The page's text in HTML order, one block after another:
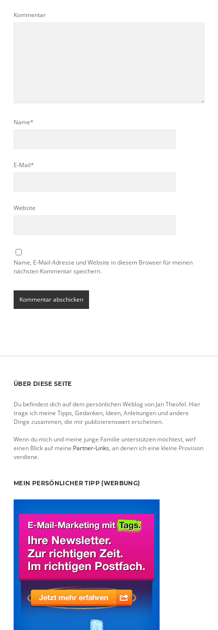
Kommentar
Name*
E-Mail*
Website
Name, E-Mail-Adresse und Website in diesem Browser für meinen
nächsten Kommentar speichern.
Sidebar
ÜBER DIESE SEITE
Du befindest dich auf dem persönlichen Weblog von Jan Theofel. Hier
trage ich meine Tipps, Gedanken, Ideen, Anleitungen und andere
Dinge zusammen, die mir publizierenswert erscheinen.
Wenn du mich und meine junge Familie unterstützen möchtest, wirf
einen Blick auf meine Partner-Links, an denen ich eine kleine Provision
verdiene.
MEIN PERSÖNLICHER TIPP (WERBUNG)